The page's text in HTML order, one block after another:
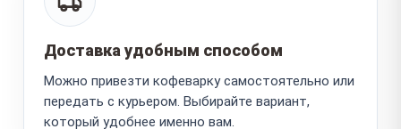
Доставка удобным способом
Можно привезти кофеварку самостоятельно или
передать с курьером. Выбирайте вариант,
который удобнее именно вам.